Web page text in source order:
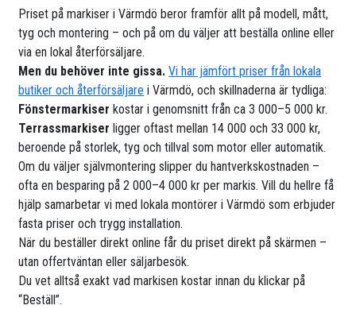
Priset på markiser i Värmdö beror framför allt på modell, mått,
tyg och montering – och på om du väljer att beställa online eller
via en lokal återförsäljare.
Men du behöver inte gissa.Vi har jämfört priser från lokala
butiker och återförsäljare i Värmdö, och skillnaderna är tydliga:
Fönstermarkiser kostar i genomsnitt från ca 3 000–5 000 kr.
Terrassmarkiser ligger oftast mellan 14 000 och 33 000 kr,
beroende på storlek, tyg och tillval som motor eller automatik.
Om du väljer självmontering slipper du hantverkskostnaden –
ofta en besparing på 2 000–4 000 kr per markis. Vill du hellre få
hjälp samarbetar vi med lokala montörer i Värmdö som erbjuder
fasta priser och trygg installation.
När du beställer direkt online får du priset direkt på skärmen –
utan offertväntan eller säljarbesök.
Du vet alltså exakt vad markisen kostar innan du klickar på
“Beställ”.